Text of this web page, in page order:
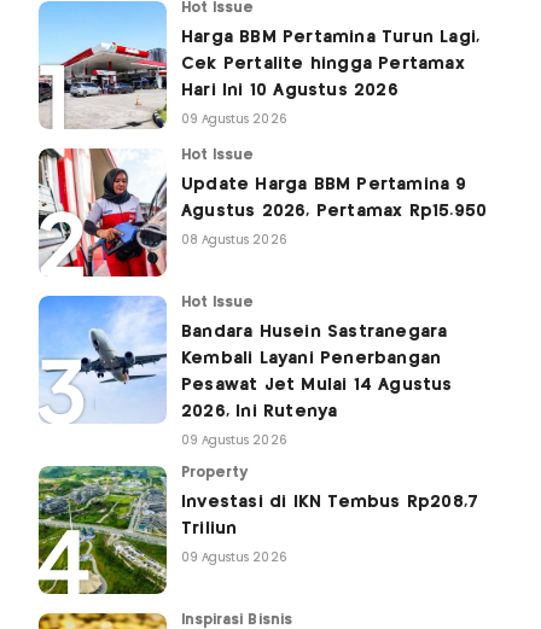
Hot Issue
Harga BBM Pertamina Turun Lagi,
Cek Pertalite hingga Pertamax
Hari Ini 10 Agustus 2026
09 Agustus 2026
Hot Issue
Update Harga BBM Pertamina 9
Agustus 2026, Pertamax Rp15.950
08 Agustus 2026
Hot Issue
Bandara Husein Sastranegara
Kembali Layani Penerbangan
Pesawat Jet Mulai 14 Agustus
2026, Ini Rutenya
09 Agustus 2026
Property
Investasi di IKN Tembus Rp208,7
Triliun
09 Agustus 2026
Inspirasi Bisnis